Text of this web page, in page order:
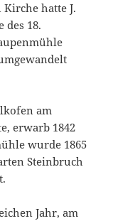
hatte J.
18.
am
erwarb 1842
wurde 1865
Steinbruch
Jahr, am